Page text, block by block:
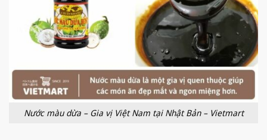
Nước màu dừa – Gia vị Việt Nam tại Nhật Bản – Vietmart